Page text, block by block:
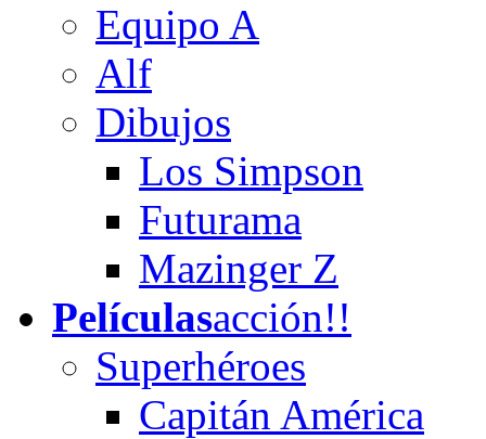
Equipo A
Alf
Dibujos
Los Simpson
Futurama
Mazinger Z
Películasacción!!
Superhéroes
Capitán América